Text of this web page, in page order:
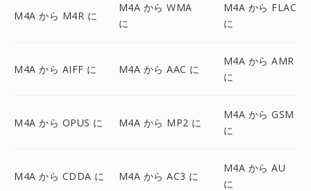
M4A から M4R に
M4A から WMA
に
M4A から FLAC
に
M4A から AIFF に M4A から AAC に
M4A から AMR
に
M4A から OPUS に M4A から MP2 に
M4A から GSM
に
M4A から CDDA に M4A から AC3 に
M4A から AU
に